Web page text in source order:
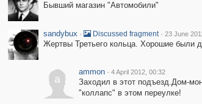
Бывший магазин "Автомобили"
sandybux · Discussed fragment · 23 June
Жертвы Третьего кольца. Хорошие были
a
ammon · 4 April 2012, 00:32
Заходил в этот подъезд.Дом-
"коллапс" в этом переулке!